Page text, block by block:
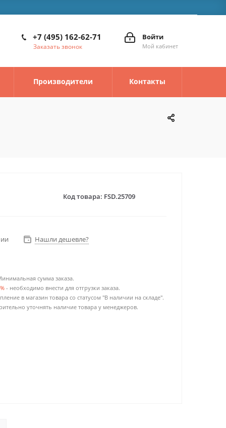
Войти
Мой кабинет
+7 (495) 162-62-71
Заказать звонок
Производители Контакты
Код товара: FSD.25709
Нашли дешевле?
сумма заказа.
- необходимо внести для отгрузки заказа.
в магазин товара со статусом "В наличии на складе".
уточнять наличие товара у менеджеров.